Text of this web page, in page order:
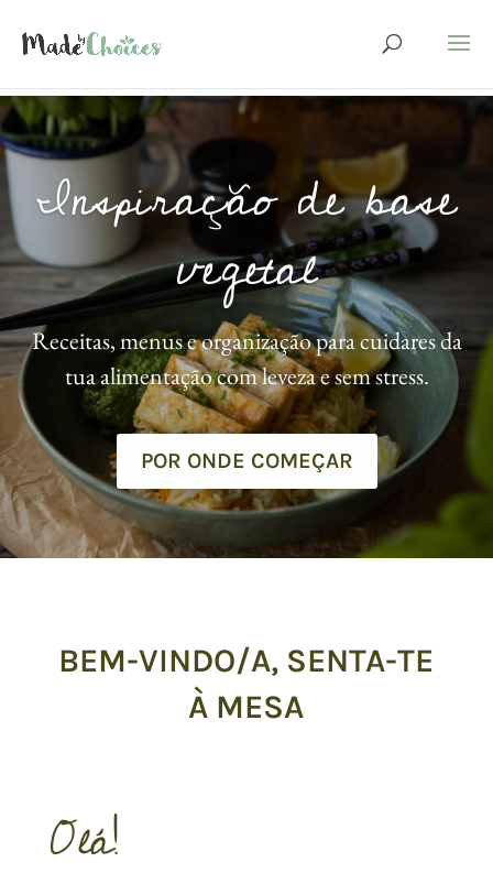
Inspiração de base
vegetal
Receitas, menus e organização para cuidares da
tua alimentação com leveza e sem stress.
POR ONDE COMEÇAR
BEM-VINDO/A, SENTA-TE
À MESA
Olá!